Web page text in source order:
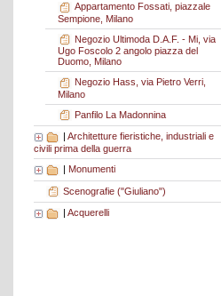
Appartamento Fossati, piazzale
Sempione, Milano
Negozio Ultimoda D.A.F. - Mi, via
Ugo Foscolo 2 angolo piazza del
Duomo, Milano
Negozio Hass, via Pietro Verri,
Milano
Panfilo La Madonnina
Architetture fieristiche, industriali e
civili prima della guerra
| Monumenti
Scenografie ("Giuliano")
| Acquerelli